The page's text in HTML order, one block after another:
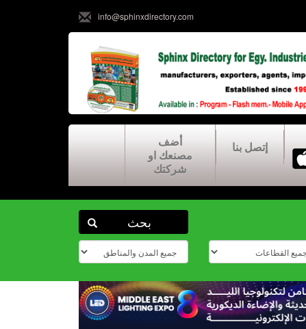
info@sphinxdirectory.com
إتصل بنا
أضف
مصنعك او
شركتك